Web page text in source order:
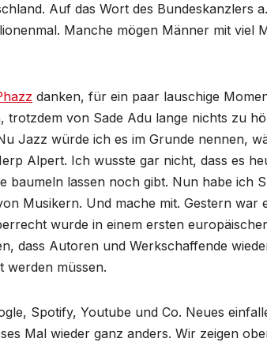
Auf das Wort des Bundeskanzlers
Manche mögen Männer mit viel
danken, für ein paar lauschige
trotzdem von Sade Adu lange nichts zu
Jazz würde ich es im Grunde nennen,
Alpert. Ich wusste gar nicht, dass es
baumeln lassen noch gibt. Nun habe ich
Musikern. Und mache mit. Gestern war
wurde in einem ersten
dass Autoren und Werkschaffende
werden müssen.
Spotify, Youtube und Co. Neues
Mal wieder ganz anders. Wir zeigen